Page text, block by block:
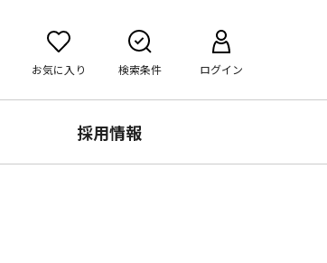
お気に入り 検索条件 ログイン
採用情報